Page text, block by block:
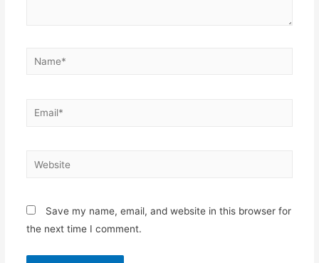
Name*
Email*
Website
Save my name, email, and website in this browser for
the next time I comment.